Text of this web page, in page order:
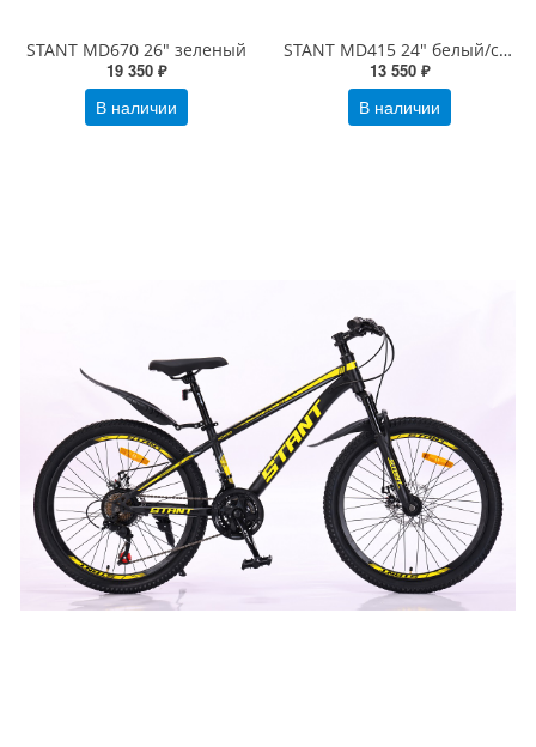
STANT MD670 26" зеленый
19 350 ₽
В наличии
STANT MD415 24" белый/серый
13 550 ₽
В наличии